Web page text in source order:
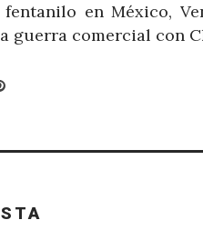
en México,
guerra comercial con
Pinterest